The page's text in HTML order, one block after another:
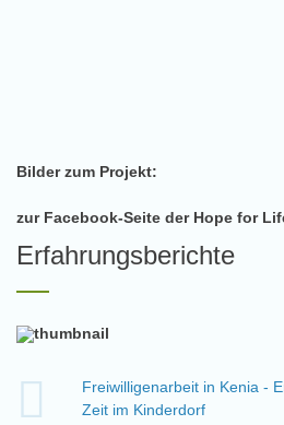
Bilder zum Projekt:
zur Facebook-Seite der Hope for
Erfahrungsberichte
Freiwilligenarbeit in Kenia -
Zeit im Kinderdorf